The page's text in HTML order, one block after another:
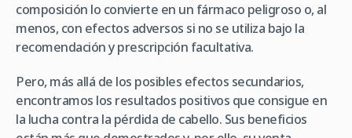
composición lo convierte en un fármaco peligroso o, al
menos, con efectos adversos si no se utiliza bajo la
recomendación y prescripción facultativa.
Pero, más allá de los posibles efectos secundarios,
encontramos los resultados positivos que consigue en
la lucha contra la pérdida de cabello. Sus beneficios